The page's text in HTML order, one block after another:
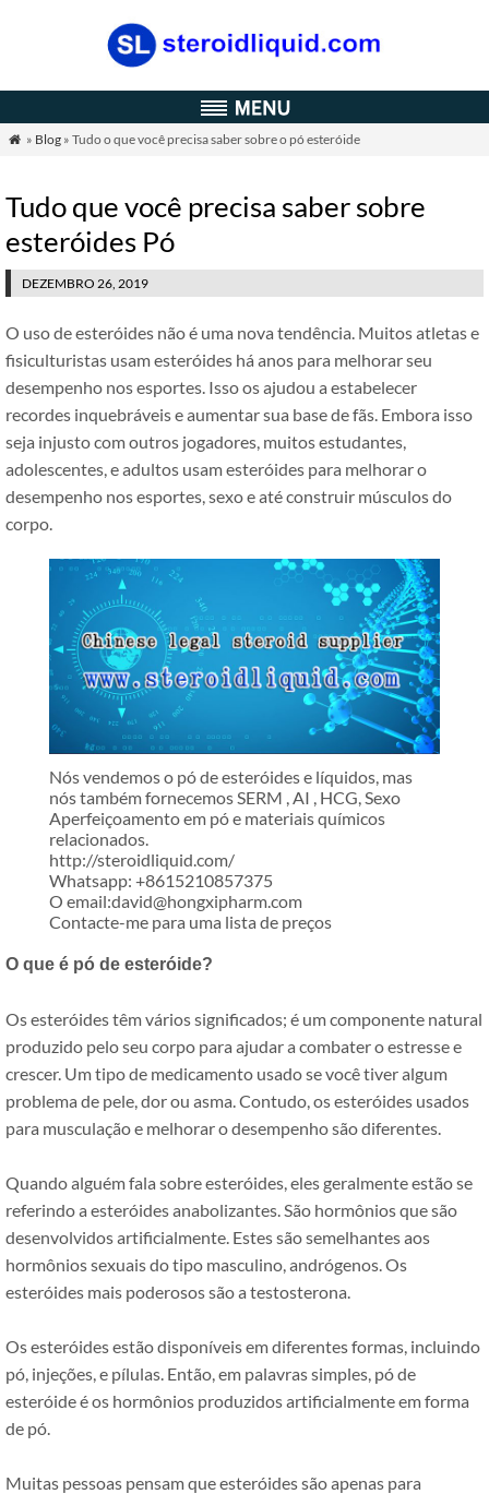
 » Blog» Tudo o que você precisa saber sobre o pó esteróide
Tudo que você precisa saber sobre
esteróides Pó
DEZEMBRO 26, 2019
O uso de esteróides não é uma nova tendência. Muitos atletas e
fisiculturistas usam esteróides há anos para melhorar seu
desempenho nos esportes. Isso os ajudou a estabelecer
recordes inquebráveis ​​e aumentar sua base de fãs. Embora isso
seja injusto com outros jogadores, muitos estudantes,
adolescentes, e adultos usam esteróides para melhorar o
desempenho nos esportes, sexo e até construir músculos do
corpo.
Nós vendemos o pó de esteróides e líquidos, mas
nós também fornecemos SERM , AI , HCG, Sexo
Aperfeiçoamento em pó e materiais químicos
relacionados.
http://steroidliquid.com/
Whatsapp: +8615210857375
O email:david@hongxipharm.com
Contacte-me para uma lista de preços
O que é pó de esteróide?
Os esteróides têm vários significados; é um componente natural
produzido pelo seu corpo para ajudar a combater o estresse e
crescer. Um tipo de medicamento usado se você tiver algum
problema de pele, dor ou asma. Contudo, os esteróides usados ​​
para musculação e melhorar o desempenho são diferentes.
Quando alguém fala sobre esteróides, eles geralmente estão se
referindo a esteróides anabolizantes. São hormônios que são
desenvolvidos artificialmente. Estes são semelhantes aos
hormônios sexuais do tipo masculino, andrógenos. Os
esteróides mais poderosos são a testosterona.
Os esteróides estão disponíveis em diferentes formas, incluindo
pó, injeções, e pílulas. Então, em palavras simples, pó de
esteróide é os hormônios produzidos artificialmente em forma
de pó.
Muitas pessoas pensam que esteróides são apenas para